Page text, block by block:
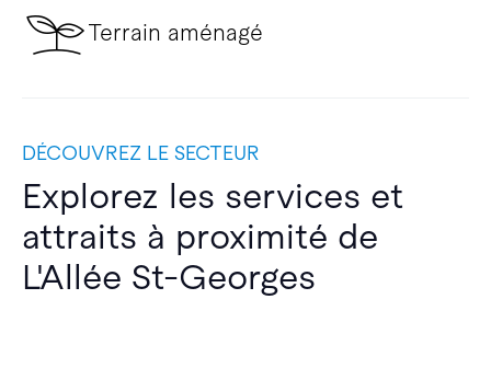
Terrain aménagé
DÉCOUVREZ LE SECTEUR
Explorez les services et
attraits à proximité de
L'Allée St-Georges